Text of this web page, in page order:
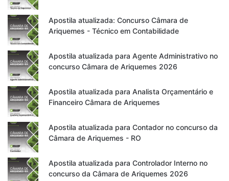
Apostila atualizada: Concurso Câmara de
Ariquemes - Técnico em Contabilidade
Apostila atualizada para Agente Administrativo no
concurso Câmara de Ariquemes 2026
Apostila atualizada para Analista Orçamentário e
Financeiro Câmara de Ariquemes
Apostila atualizada para Contador no concurso da
Câmara de Ariquemes - RO
Apostila atualizada para Controlador Interno no
concurso da Câmara de Ariquemes 2026